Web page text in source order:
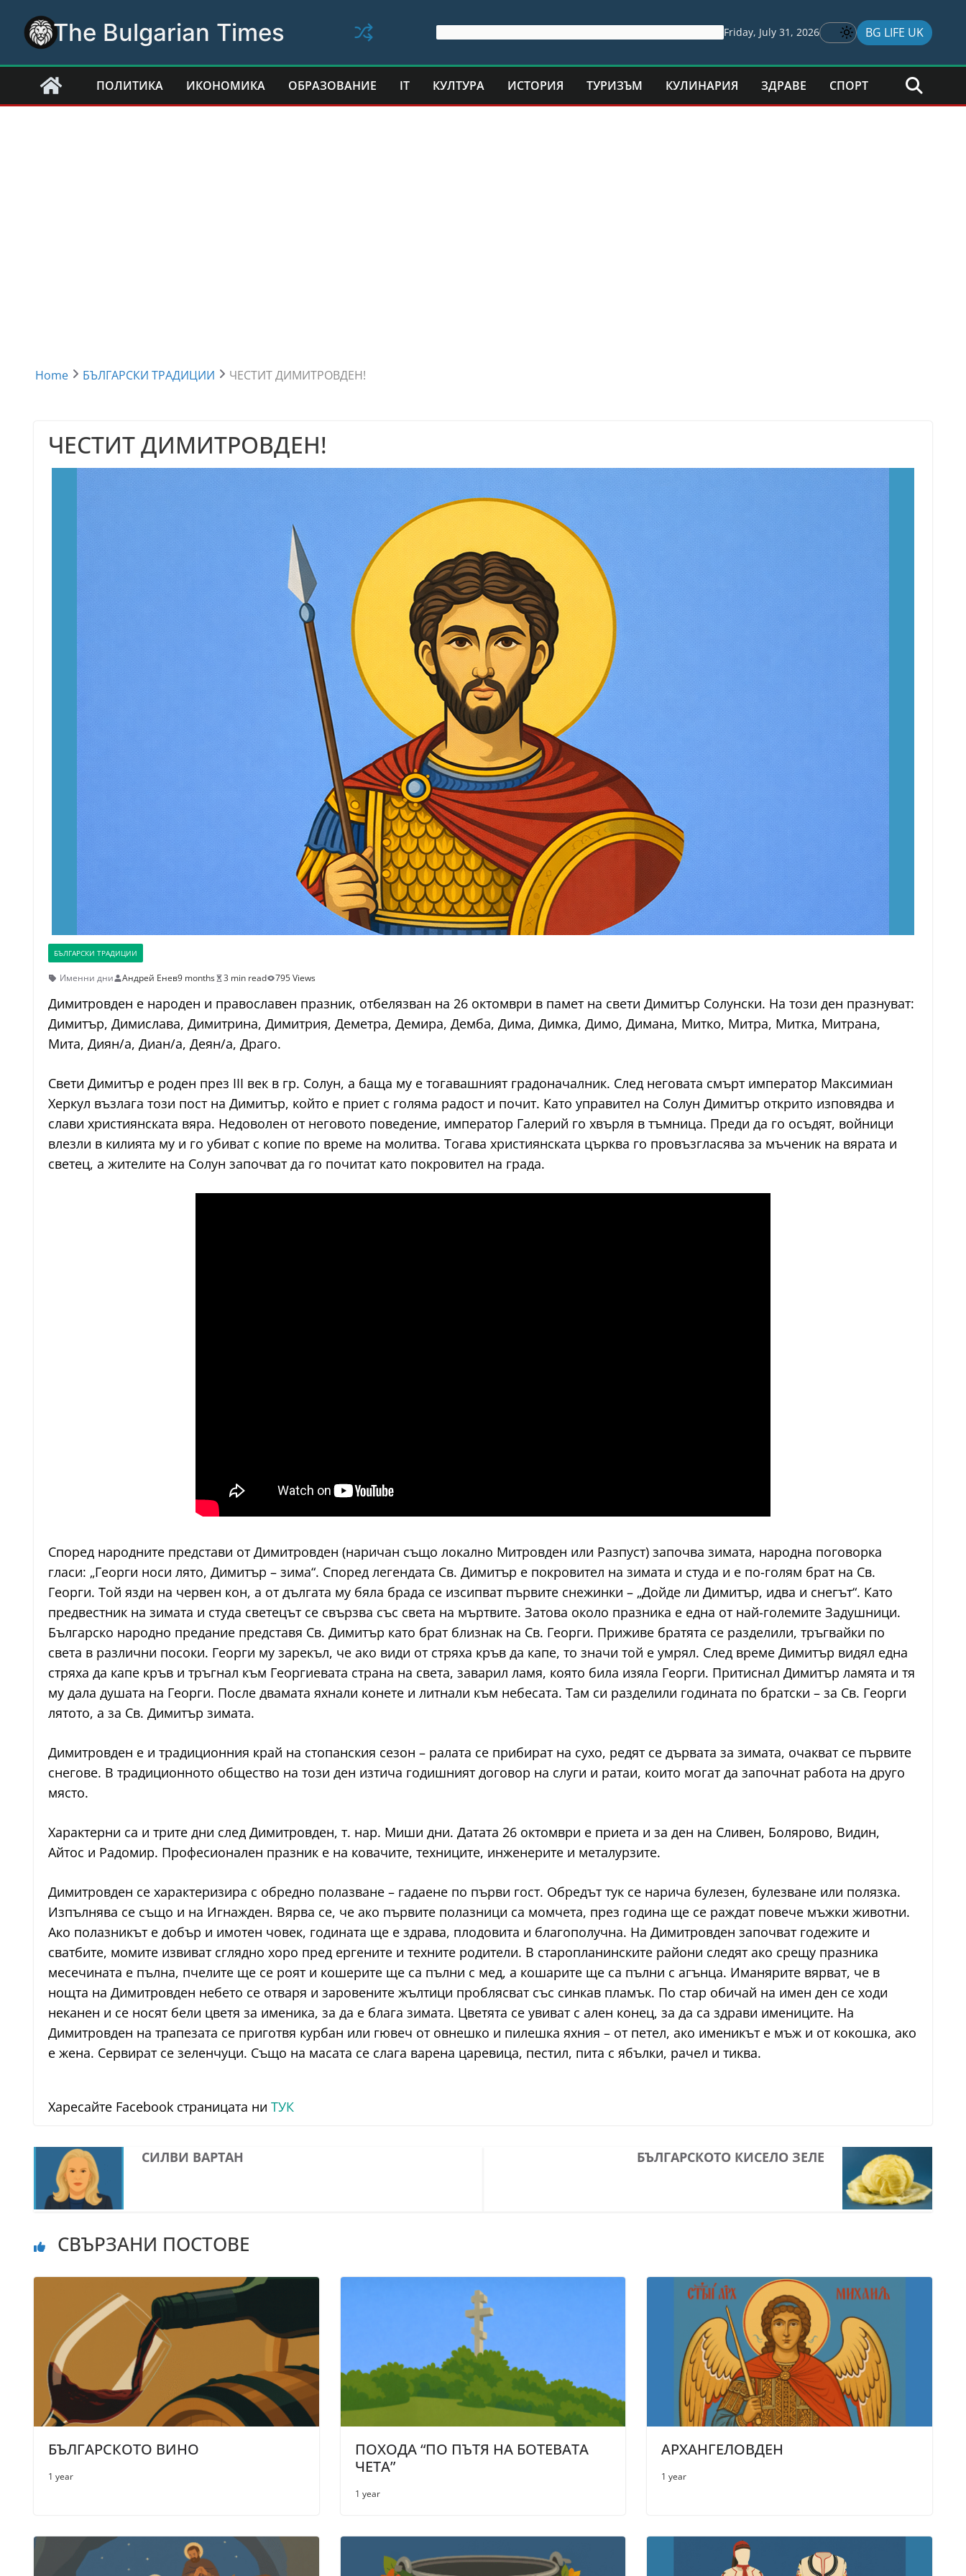
content
The Bulgarian Times Friday, July 31, 2026 BG LIFE UK
ПОЛИТИКА ИКОНОМИКА ОБРАЗОВАНИЕ IT КУЛТУРА ИСТОРИЯ ТУРИЗЪМ КУЛИНАРИЯ ЗДРАВЕ СПОРТ
Home БЪЛГАРСКИ ТРАДИЦИИ ЧЕСТИТ ДИМИТРОВДЕН!
ЧЕСТИТ ДИМИТРОВДЕН!
БЪЛГАРСКИ ТРАДИЦИИ
Именни дни Андрей Енев9 months 3 min read 795 Views
Димитровден е народен и православен празник, отбелязван на 26 октомври в памет на свети Димитър Солунски. На този ден празнуват:
Димитър, Димислава, Димитрина, Димитрия, Деметра, Демира, Демба, Дима, Димка, Димо, Димана, Митко, Митра, Митка, Митрана,
Мита, Диян/а, Диан/a, Деян/а, Драго.
Свети Димитър е роден през III век в гр. Солун, а баща му е тогавашният градоначалник. След неговата смърт император Максимиан
Херкул възлага този пост на Димитър, който е приет с голяма радост и почит. Като управител на Солун Димитър открито изповядва и
слави християнската вяра. Недоволен от неговото поведение, император Галерий го хвърля в тъмница. Преди да го осъдят, войници
влезли в килията му и го убиват с копие по време на молитва. Тогава християнската църква го провъзгласява за мъченик на вярата и
светец, а жителите на Солун започват да го почитат като покровител на града.
Според народните представи от Димитровден (наричан също локално Митровден или Разпуст) започва зимата, народна поговорка
гласи: „Георги носи лято, Димитър – зима“. Според легендата Св. Димитър е покровител на зимата и студа и е по-голям брат на Св.
Георги. Той язди на червен кон, а от дългата му бяла брада се изсипват първите снежинки – „Дойде ли Димитър, идва и снегът“. Като
предвестник на зимата и студа светецът се свързва със света на мъртвите. Затова около празника е една от най-големите Задушници.
Българско народно предание представя Св. Димитър като брат близнак на Св. Георги. Приживе братята се разделили, тръгвайки по
света в различни посоки. Георги му зарекъл, че ако види от стряха кръв да капе, то значи той е умрял. След време Димитър видял една
стряха да капе кръв и тръгнал към Георгиевата страна на света, заварил ламя, която била изяла Георги. Притиснал Димитър ламята и тя
му дала душата на Георги. После двамата яхнали конете и литнали към небесата. Там си разделили годината по братски – за Св. Георги
лятото, а за Св. Димитър зимата.
Димитровден е и традиционния край на стопанския сезон – ралата се прибират на сухо, редят се дървата за зимата, очакват се първите
снегове. В традиционното общество на този ден изтича годишният договор на слуги и ратаи, които могат да започнат работа на друго
място.
Характерни са и трите дни след Димитровден, т. нар. Миши дни. Датата 26 октомври е приета и за ден на Сливен, Болярово, Видин,
Айтос и Радомир. Професионален празник е на ковачите, техниците, инженерите и металурзите.
Димитровден се характеризира с обредно полазване – гадаене по първи гост. Обредът тук се нарича булезен, булезване или полязка.
Изпълнява се също и на Игнажден. Вярва се, че ако първите полазници са момчета, през година ще се раждат повече мъжки животни.
Ако полазникът е добър и имотен човек, годината ще е здрава, плодовита и благополучна. На Димитровден започват годежите и
сватбите, момите извиват сглядно хоро пред ергените и техните родители. В старопланинските райони следят ако срещу празника
месечината е пълна, пчелите ще се роят и кошерите ще са пълни с мед, а кошарите ще са пълни с агънца. Иманярите вярват, че в
нощта на Димитровден небето се отваря и заровените жълтици проблясват със синкав пламък. По стар обичай на имен ден се ходи
неканен и се носят бели цветя за именика, за да е блага зимата. Цветята се увиват с ален конец, за да са здрави имениците. На
Димитровден на трапезата се приготвя курбан или гювеч от овнешко и пилешка яхния – от петел, ако именикът е мъж и от кокошка, ако
е жена. Сервират се зеленчуци. Също на масата се слага варена царевица, пестил, пита с ябълки, рачел и тиква.
Харесайте Facebook страницата ни ТУК
СИЛВИ ВАРТАН БЪЛГАРСКОТО КИСЕЛО ЗЕЛЕ
СВЪРЗАНИ ПОСТОВЕ
БЪЛГАРСКОТО ВИНО
1 year
ПОХОДА “ПО ПЪТЯ НА БОТЕВАТА
ЧЕТА”
1 year
АРХАНГЕЛОВДЕН
1 year